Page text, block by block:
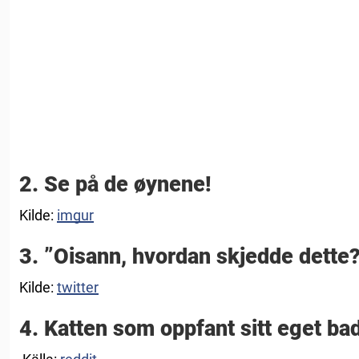
2. Se på de øynene!
Kilde: imgur
3. ”Oisann, hvordan skjedde
Kilde: twitter
4. Katten som oppfant sitt eget